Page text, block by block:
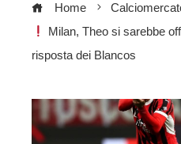
Home
Milan, Theo si sarebbe
risposta dei Blancos